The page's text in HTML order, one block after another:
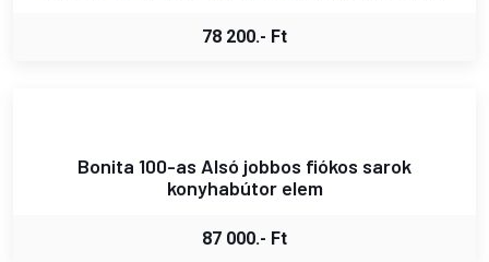
78 200.- Ft
Bonita 100-as Alsó jobbos fiókos sarok
konyhabútor elem
87 000.- Ft